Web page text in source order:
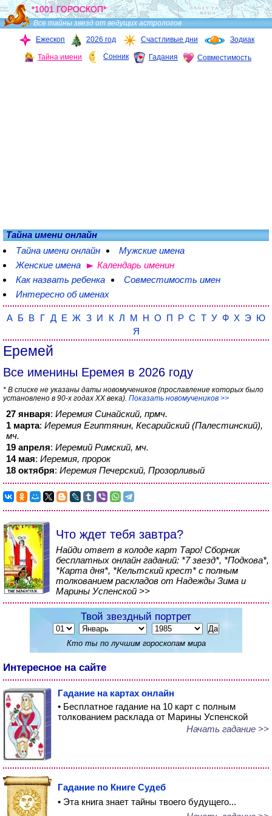
*1001 ГОРОСКОП*
Все тайны звезд от ведущих астрологов
Ежескоп
2026 год Счастливые дни Зодиак
Тайна имени Сонник Гадания Совместимость
Тайна имени онлайн
Тайна имени онлайн
Мужские имена
Женские имена
Календарь именин
Как назвать ребенка
Совместимость имен
Интересно об именах
А Б В Г Д Е Ж З И К Л М Н О П Р С Т У Ф Х Э Ю
Я
Еремей
Все именины Еремея в 2026 году
* В списке не указаны даты новомучеников (прославление которых было
установлено в 90-х годах XX века). Показать новомучеников >>
27 января: Иеремия Синайский, прмч.
1 марта: Иеремия Египтянин, Кесарийский (Палестинский),
мч.
19 апреля: Иеремий Римский, мч.
14 мая: Иеремия, пророк
18 октября: Иеремия Печерский, Прозорливый
Что ждет тебя завтра?
Найди ответ в колоде карт Таро! Сборник
бесплатных онлайн гаданий: *7 звезд*, *Подкова*,
*Карта дня*, *Кельтский крест* с полным
толкованием раскладов от Надежды Зима и
Марины Успенской >>
Твой звездный портрет
Кто ты по лучшим гороскопам мира
Интересное на сайте
Гадание на картах онлайн
• Бесплатное гадание на 10 карт с полным
толкованием расклада от Марины Успенской
Начать гадание >>
Гадание по Книге Судеб
• Эта книга знает тайны твоего будущего...